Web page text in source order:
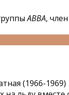
ABBA, член
(1966-1969)